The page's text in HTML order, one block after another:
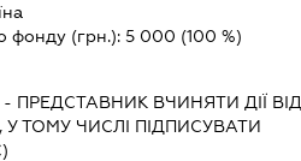
фонду (грн.): 5 000 (100 %)
- ПРЕДСТАВНИК ВЧИНЯТИ ДІЇ ВІД
ТОМУ ЧИСЛІ ПІДПИСУВАТИ